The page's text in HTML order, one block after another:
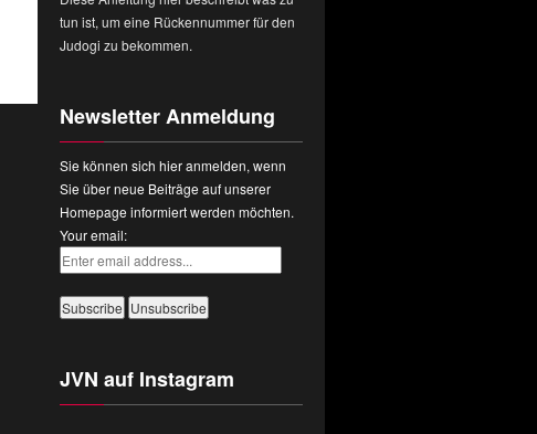
tun ist, um eine Rückennummer für den
Judogi zu bekommen.
Newsletter Anmeldung
Sie können sich hier anmelden, wenn
Sie über neue Beiträge auf unserer
Homepage informiert werden möchten.
Your email:
JVN auf Instagram